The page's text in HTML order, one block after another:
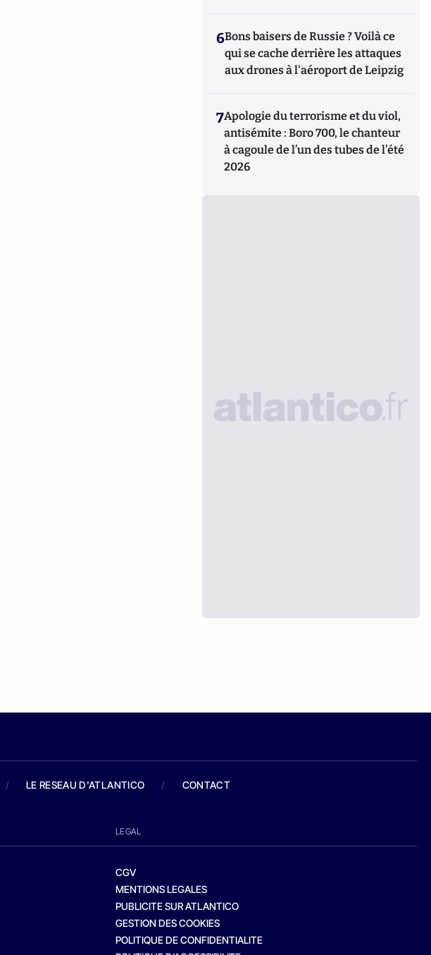
6Bons baisers de Russie ? Voilà ce
qui se cache derrière les attaques
aux drones à l'aéroport de Leipzig
7Apologie du terrorisme et du viol,
antisémite : Boro 700, le chanteur
à cagoule de l’un des tubes de l’été
2026
/ LE RESEAU D'ATLANTICO / CONTACT
LEGAL
CGV
MENTIONS LEGALES
PUBLICITE SUR ATLANTICO
GESTION DES COOKIES
POLITIQUE DE CONFIDENTIALITE